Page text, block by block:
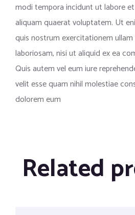
modi tempora incidunt ut labore
aliquam quaerat voluptatem. Ut
quis nostrum exercitationem
laboriosam, nisi ut aliquid ex ea
Quis autem vel eum iure
velit esse quam nihil molestiae
dolorem eum
Related